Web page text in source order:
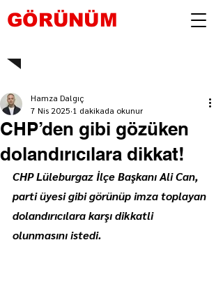
GÖRÜNÜM
CHP’den gibi gözüken
dolandırıcılara dikkat!
Hamza Dalgıç
7 Nis 2025 1 dakikada okunur
CHP Lüleburgaz İlçe Başkanı Ali Can,
parti üyesi gibi görünüp imza toplayan
dolandırıcılara karşı dikkatli
olunmasını istedi.